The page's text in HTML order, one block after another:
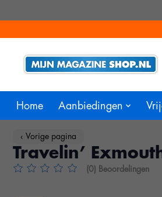
Home Aanbiedingen
‹ Vorige pagina
Travelin’
De beoordeling van dit product is0van de
(0) Beoordelingen